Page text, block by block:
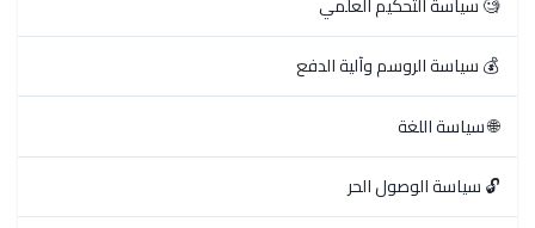
💰 سياسة الروسم وآلية الدفع
🌐 سياسة اللغة
🔓 سياسة الوصول الحر